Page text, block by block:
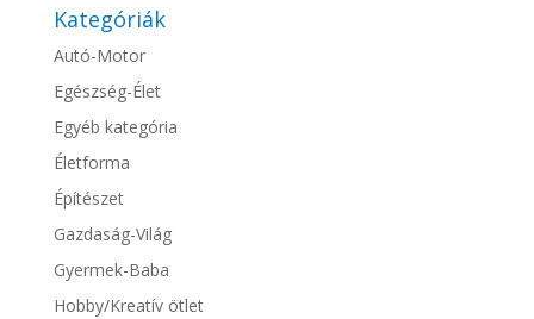
Kategóriák
Autó-Motor
Egészség-Élet
Egyéb kategória
Életforma
Építészet
Gazdaság-Világ
Gyermek-Baba
Hobby/Kreatív ötlet